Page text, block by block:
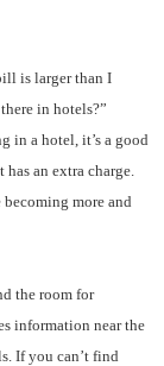
is larger than I
in hotels?”
in a hotel, it’s a good
an extra charge.
becoming more and
the room for
information near the
If you can’t find